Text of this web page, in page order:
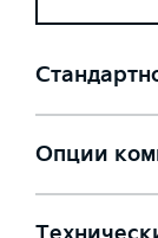
Опции